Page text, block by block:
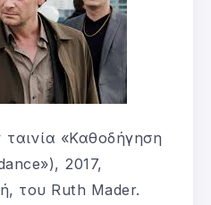
«Καθοδήγηση
2017,
του Ruth Mader.